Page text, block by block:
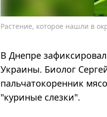
Растение, которое нашли в
В Днепре
Украины. Биолог
пальчатокоренник
"куриные слезки".